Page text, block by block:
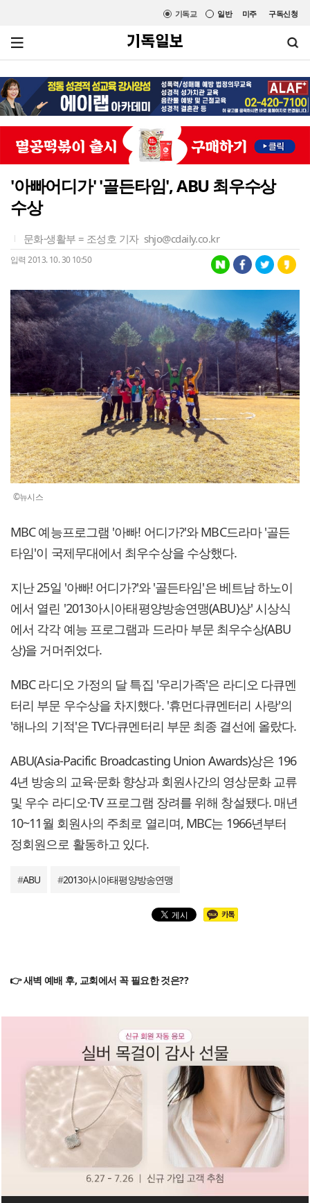
미주 구독신청
일반
기독교
'아빠어디가' '골든타임', ABU 최우수상
수상
문화·생활부 = 조성호 기자 shjo@cdaily.co.kr
입력 2013. 10. 30 10:50
©뉴시스
MBC 예능프로그램 '아빠! 어디가?'와 MBC드라마 '골든
타임'이 국제무대에서 최우수상을 수상했다.
지난 25일 '아빠! 어디가?'와 '골든타임'은 베트남 하노이
에서 열린 '2013아시아태평양방송연맹(ABU)상' 시상식
에서 각각 예능 프로그램과 드라마 부문 최우수상(ABU
상)을 거머쥐었다.
MBC 라디오 가정의 달 특집 '우리가족'은 라디오 다큐멘
터리 부문 우수상을 차지했다. '휴먼다큐멘터리 사랑'의
'해나의 기적'은 TV다큐멘터리 부문 최종 결선에 올랐다.
ABU(Asia-Pacific Broadcasting Union Awards)상은 196
4년 방송의 교육·문화 향상과 회원사간의 영상문화 교류
및 우수 라디오·TV 프로그램 장려를 위해 창설됐다. 매년
10~11월 회원사의 주최로 열리며, MBC는 1966년부터
정회원으로 활동하고 있다.
#ABU #2013아시아태평양방송연맹
👉 새벽 예배 후, 교회에서 꼭 필요한 것은??